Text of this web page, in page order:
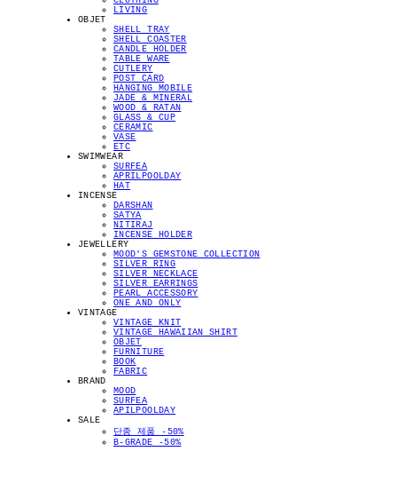
LIVING
OBJET
SHELL TRAY
SHELL COASTER
CANDLE HOLDER
TABLE WARE
CUTLERY
POST CARD
HANGING MOBILE
JADE & MINERAL
WOOD & RATAN
GLASS & CUP
CERAMIC
VASE
ETC
SWIMWEAR
SURFEA
APRILPOOLDAY
HAT
INCENSE
DARSHAN
SATYA
NITIRAJ
INCENSE HOLDER
JEWELLERY
MOOD'S GEMSTONE COLLECTION
SILVER RING
SILVER NECKLACE
SILVER EARRINGS
PEARL ACCESSORY
ONE AND ONLY
VINTAGE
VINTAGE KNIT
VINTAGE HAWAIIAN SHIRT
OBJET
FURNITURE
BOOK
FABRIC
BRAND
MOOD
SURFEA
APILPOOLDAY
SALE
단종 제품 -50%
B-GRADE -50%